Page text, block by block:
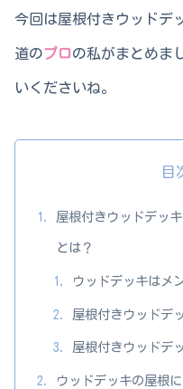
今回は屋根付きウッドデ
道のプロの私がまとめま
いくださいね。
目
屋根付きウッドデッ
とは？
ウッドデッキはメ
屋根付きウッドデ
屋根付きウッドデ
ウッドデッキの屋根